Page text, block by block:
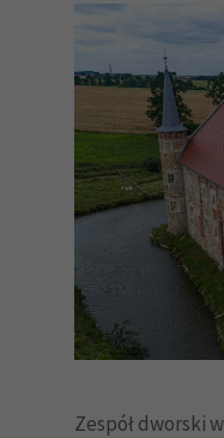
Zespół dworski